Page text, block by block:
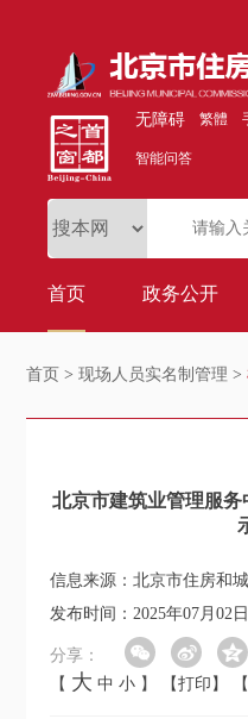
无障碍 繁體
智能问答
首页 政务公开
首页 >现场人员实名制管理 >
北京市建筑业管理服务
信息来源：北京市住房和
发布时间：2025年07月02日
分享：
【 大 中 小 】 【打印】